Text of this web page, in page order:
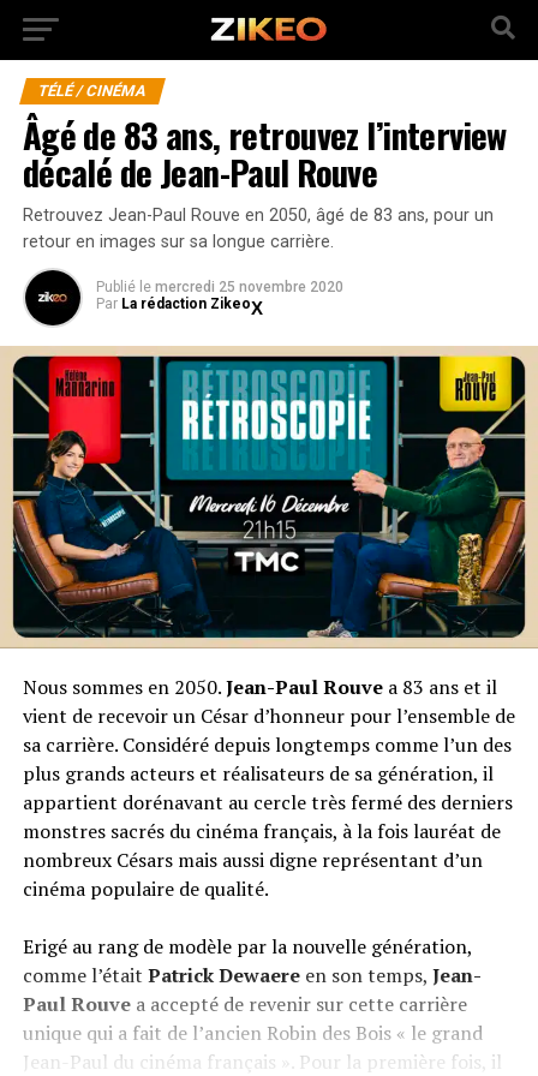
TÉLÉ / CINÉMA
Âgé de 83 ans, retrouvez l’interview
décalé de Jean-Paul Rouve
Retrouvez Jean-Paul Rouve en 2050, âgé de 83 ans, pour un
retour en images sur sa longue carrière.
Publié le mercredi 25 novembre 2020
Par La rédaction Zikeo
Nous sommes en 2050.Jean-Paul Rouvea 83 ans et il
vient de recevoir un César d’honneur pour l’ensemble de
sa carrière. Considéré depuis longtemps comme l’un des
plus grands acteurs et réalisateurs de sa génération, il
appartient dorénavant au cercle très fermé des derniers
monstres sacrés du cinéma français, à la fois lauréat de
nombreux Césars mais aussi digne représentant d’un
cinéma populaire de qualité.
Erigé au rang de modèle par la nouvelle génération,
comme l’était Patrick Dewaereen son temps, Jean-
Paul Rouvea accepté de revenir sur cette carrière
unique qui a fait de l’ancien Robin des Bois « le grand
Jean-Paul du cinéma français ». Pour la première fois, il